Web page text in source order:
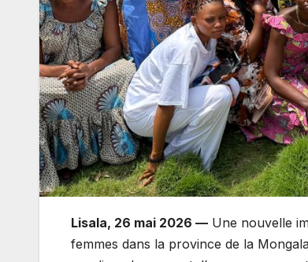
Lisala, 26 mai 2026 — Une nouvelle
femmes dans la province de la